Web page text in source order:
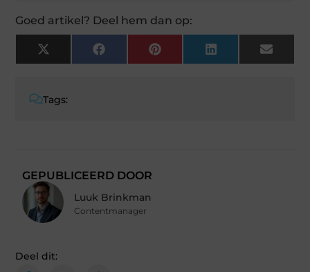
Goed artikel? Deel hem dan op:
X
(Twitter)
Facebook Pinterest LinkedIn Email
Tags:
GEPUBLICEERD DOOR
Luuk Brinkman
Contentmanager
Deel dit: